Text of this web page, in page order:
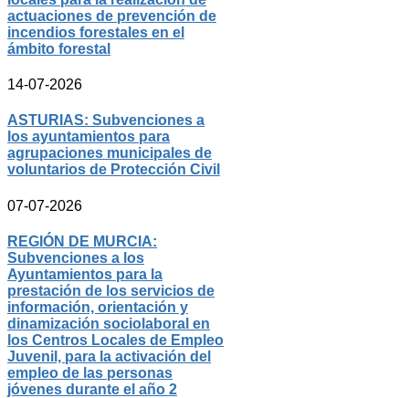
actuaciones de prevención de
incendios forestales en el
ámbito forestal
14-07-2026
ASTURIAS: Subvenciones a
los ayuntamientos para
agrupaciones municipales de
voluntarios de Protección Civil
07-07-2026
REGIÓN DE MURCIA:
Subvenciones a los
Ayuntamientos para la
prestación de los servicios de
información, orientación y
dinamización sociolaboral en
los Centros Locales de Empleo
Juvenil, para la activación del
empleo de las personas
jóvenes durante el año 2